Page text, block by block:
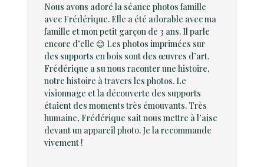
Nous avons adoré la séance photos famille
avec Frédérique. Elle a été adorable avec ma
famille et mon petit garçon de 3 ans. Il parle
encore d’elle 😊 Les photos imprimées sur
des supports en bois sont des œuvres d’art.
Frédérique a su nous raconter une histoire,
notre histoire à travers les photos. Le
visionnage et la découverte des supports
étaient des moments très émouvants. Très
humaine, Frédérique sait nous mettre à l’aise
devant un appareil photo. Je la recommande
vivement !